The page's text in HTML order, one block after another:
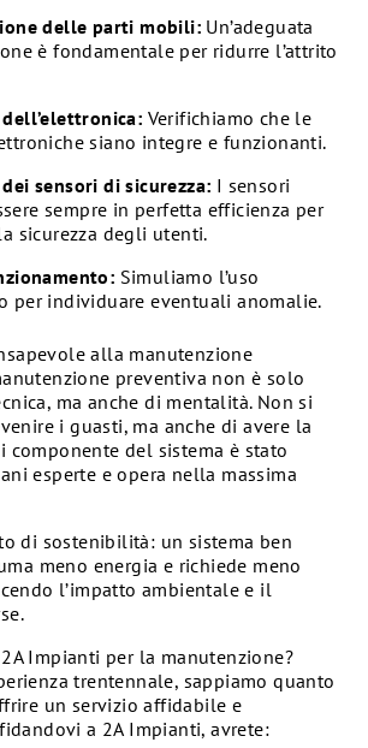
delle parti mobili: Un’adeguata
è fondamentale per ridurre l’attrito
Verifichiamo che le
siano integre e funzionanti.
sensori di sicurezza: I sensori
sempre in perfetta efficienza per
sicurezza degli utenti.
Simuliamo l’uso
per individuare eventuali anomalie.
alla manutenzione
preventiva non è solo
ma anche di mentalità. Non si
i guasti, ma anche di avere la
componente del sistema è stato
esperte e opera nella massima
di sostenibilità: un sistema ben
meno energia e richiede meno
l’impatto ambientale e il
Impianti per la manutenzione?
trentennale, sappiamo quanto
un servizio affidabile e
a 2A Impianti, avrete: